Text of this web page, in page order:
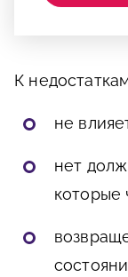
К
не
нет
которые